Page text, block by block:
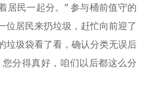
居民一起分。” 参与桶前值守的
位居民来扔垃圾，赶忙向前迎了
垃圾袋看了看，确认分类无误后
分得真好，咱们以后都这么分